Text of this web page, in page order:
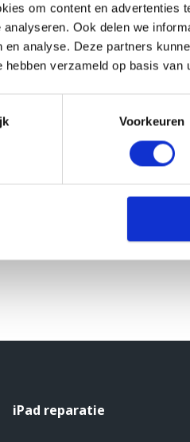
om content en advertenties
Ook delen we
en analyse. Deze partners
hebben verzameld op basis van
Voorkeuren
iPad reparatie